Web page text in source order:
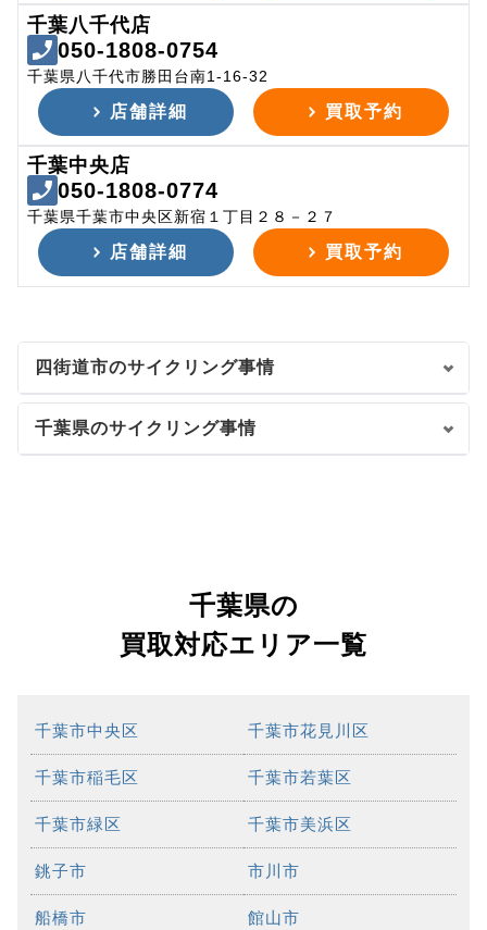
千葉八千代店
050-1808-0754
千葉県八千代市勝田台南1-16-32
店舗詳細 買取予約
千葉中央店
050-1808-0774
千葉県千葉市中央区新宿１丁目２８－２７
店舗詳細 買取予約
四街道市のサイクリング事情
千葉県のサイクリング事情
千葉県の
買取対応エリア一覧
千葉市中央区 千葉市花見川区
千葉市稲毛区 千葉市若葉区
千葉市緑区 千葉市美浜区
銚子市 市川市
船橋市 館山市